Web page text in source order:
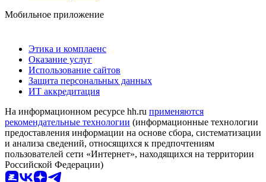
Мобильное приложение
Этика и комплаенс
Оказание услуг
Использование сайтов
Защита персональных данных
ИТ аккредитация
На информационном ресурсе hh.ru применяются
рекомендательные технологии (информационные технологии
предоставления информации на основе сбора, систематизации
и анализа сведений, относящихся к предпочтениям
пользователей сети «Интернет», находящихся на территории
Российской Федерации)